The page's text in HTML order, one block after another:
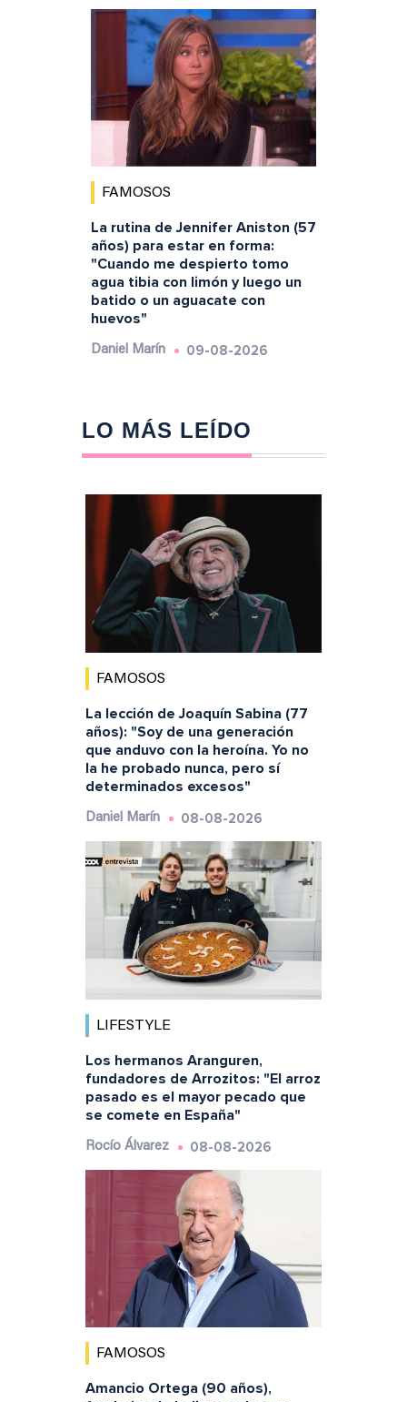
FAMOSOS
La rutina de Jennifer Aniston (57
años) para estar en forma:
"Cuando me despierto tomo
agua tibia con limón y luego un
batido o un aguacate con
huevos"
Daniel Marín 09-08-2026
LO MÁS LEÍDO
FAMOSOS
La lección de Joaquín Sabina (77
años): "Soy de una generación
que anduvo con la heroína. Yo no
la he probado nunca, pero sí
determinados excesos"
Daniel Marín 08-08-2026
LIFESTYLE
Los hermanos Aranguren,
fundadores de Arrozitos: "El arroz
pasado es el mayor pecado que
se comete en España"
Rocío Álvarez 08-08-2026
FAMOSOS
Amancio Ortega (90 años),